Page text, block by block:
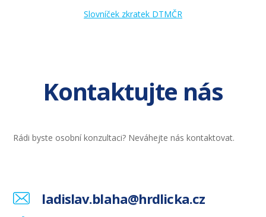
Slovníček zkratek DTMČR
Kontaktujte nás
Rádi byste osobní konzultaci? Neváhejte nás kontaktovat.
ladislav.blaha@hrdlicka.cz